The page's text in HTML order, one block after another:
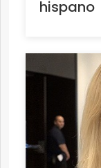
hispano